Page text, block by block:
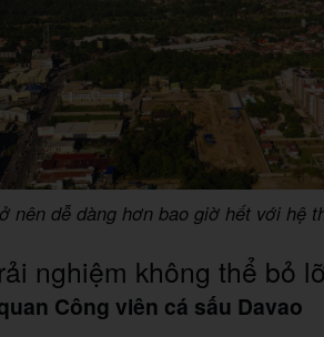
nên dễ dàng hơn bao giờ hết với hệ
nghiệm không thể bỏ
Công viên cá sấu Davao